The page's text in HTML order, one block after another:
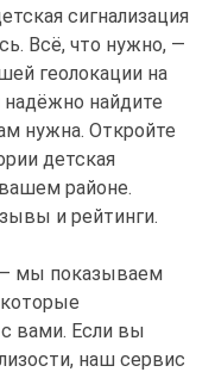
сигнализация
Всё, что нужно, —
геолокации на
найдите
нужна. Откройте
детская
районе.
и рейтинги.
— мы показываем
которые
вами. Если вы
наш сервис